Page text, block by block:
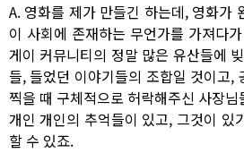
A. 영화를 제가 만들긴 하는데, 영화가
이 사회에 존재하는 무언가를 가져다
게이 커뮤니티의 정말 많은 유산들에
들, 들었던 이야기들의 조합일 것이고,
찍을 때 구체적으로 허락해주신 사장
개인 개인의 추억들이 있고, 그것이
할 수 있죠.